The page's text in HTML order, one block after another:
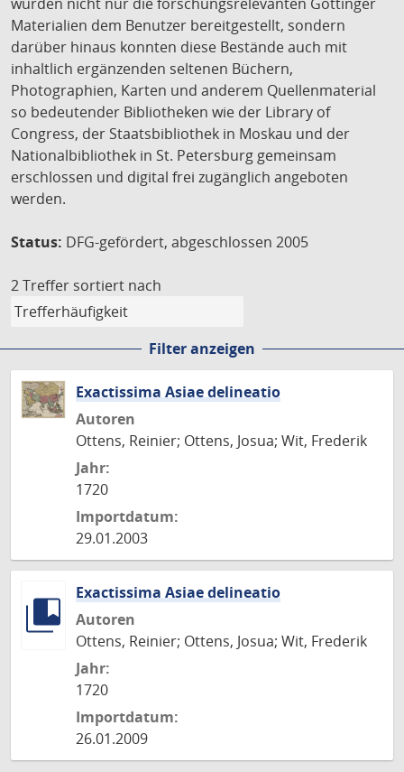
Materialien dem Benutzer bereitgestellt, sondern
darüber hinaus konnten diese Bestände auch mit
inhaltlich ergänzenden seltenen Büchern,
Photographien, Karten und anderem Quellenmaterial
so bedeutender Bibliotheken wie der Library of
Congress, der Staatsbibliothek in Moskau und der
Nationalbibliothek in St. Petersburg gemeinsam
erschlossen und digital frei zugänglich angeboten
werden.
Status: DFG-gefördert, abgeschlossen 2005
2 Treffer sortiert nach
Filter anzeigen
Exactissima Asiae delineatio
Autoren
Ottens, Reinier; Ottens, Josua; Wit, Frederik
Jahr:
1720
Importdatum:
29.01.2003
Exactissima Asiae delineatio
Autoren
Ottens, Reinier; Ottens, Josua; Wit, Frederik
Jahr:
1720
Importdatum:
26.01.2009